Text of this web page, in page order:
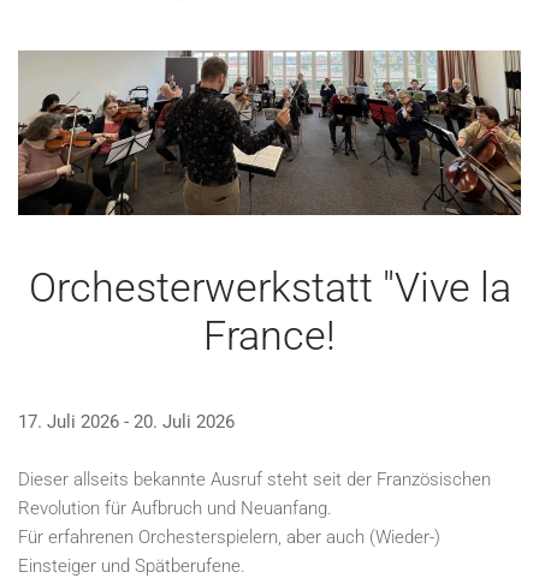
Orchesterwerkstatt "Vive la
France!
17. Juli 2026 - 20. Juli 2026
Dieser allseits bekannte Ausruf steht seit der Französischen
Revolution für Aufbruch und Neuanfang.
Für erfahrenen Orchesterspielern, aber auch (Wieder-)
Einsteiger und Spätberufene.